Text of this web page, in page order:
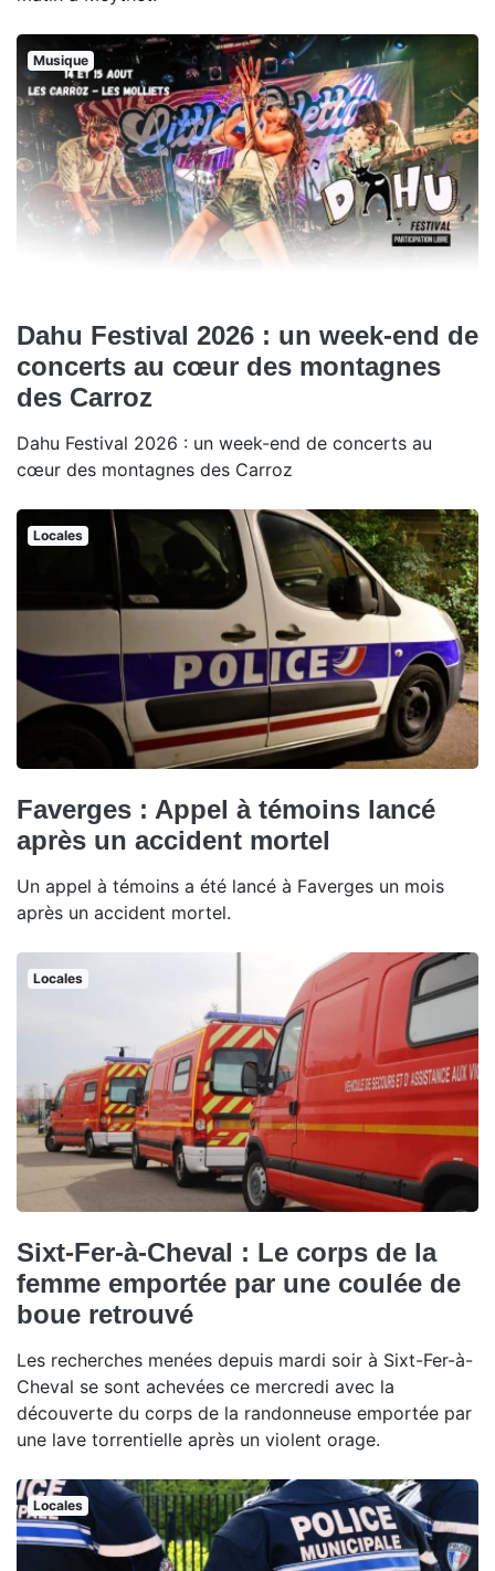
Musique
Dahu Festival 2026 : un week-end de
concerts au cœur des montagnes
des Carroz
Dahu Festival 2026 : un week-end de concerts au
cœur des montagnes des Carroz
Locales
Faverges : Appel à témoins lancé
après un accident mortel
Un appel à témoins a été lancé à Faverges un mois
après un accident mortel.
Locales
Sixt-Fer-à-Cheval : Le corps de la
femme emportée par une coulée de
boue retrouvé
Les recherches menées depuis mardi soir à Sixt-Fer-à-
Cheval se sont achevées ce mercredi avec la
découverte du corps de la randonneuse emportée par
une lave torrentielle après un violent orage.
Locales